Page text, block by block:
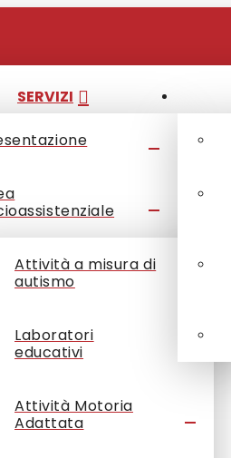
SERVIZI
Attività a misura di
autismo
Laboratori
educativi
Attività Motoria
Adattata